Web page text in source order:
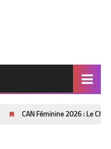
2026 : Le Choc Maroc 🇲🇦